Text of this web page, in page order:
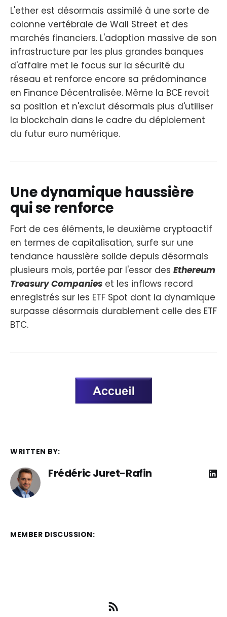
L'ether est désormais assimilé à une sorte de
colonne vertébrale de Wall Street et des
marchés financiers. L'adoption massive de son
infrastructure par les plus grandes banques
d'affaire met le focus sur la sécurité du
réseau et renforce encore sa prédominance
en Finance Décentralisée. Même la BCE revoit
sa position et n'exclut désormais plus d'utiliser
la blockchain dans le cadre du déploiement
du futur euro numérique.
Une dynamique haussière
qui se renforce
Fort de ces éléments, le deuxième cryptoactif
en termes de capitalisation, surfe sur une
tendance haussière solide depuis désormais
plusieurs mois, portée par l'essor des Ethereum
Treasury Companies et les inflows record
enregistrés sur les ETF Spot dont la dynamique
surpasse désormais durablement celle des ETF
BTC.
WRITTEN BY:
Frédéric Juret-Rafin
MEMBER DISCUSSION: